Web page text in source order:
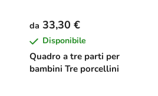
Quadro a tre parti per
bambini Tre porcellini
da 33,30 €
Disponibile